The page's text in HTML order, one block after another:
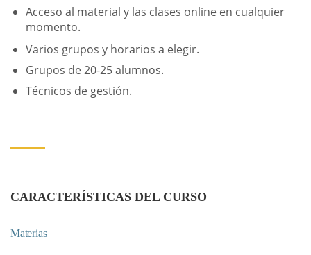
Acceso al material y las clases online en cualquier
momento.
Varios grupos y horarios a elegir.
Grupos de 20-25 alumnos.
Técnicos de gestión.
CARACTERÍSTICAS DEL CURSO
Materias